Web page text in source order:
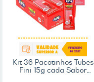
Kit 36 Pacotinhos Tubes
Fini 15g cada Sabor